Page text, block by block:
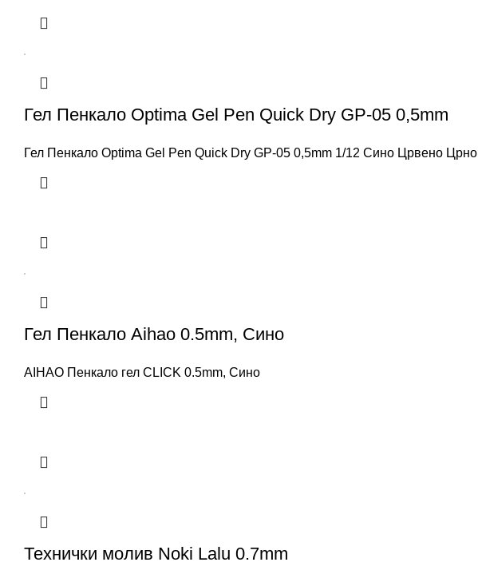
Гел Пенкало Optima Gel Pen Quick Dry GP-05 0,5mm
Гел Пенкало Optima Gel Pen Quick Dry GP-05 0,5mm 1/12 Сино Црвено Црно
Гел Пенкало Aihao 0.5mm, Сино
AIHAO Пенкало гел CLICK 0.5mm, Сино
Технички молив Noki Lalu 0.7mm